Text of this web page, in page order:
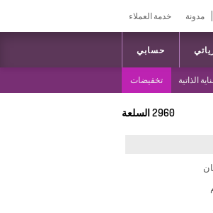
مدونة خدمة العملاء
حسابي
الذاتية تخفيضات
2960السلعة